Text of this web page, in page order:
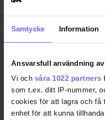
Samtycke Information
Ansvarsfull användning
Vi och våra 1022 partners
som t.ex. ditt IP-nummer,
cookies för att lagra och få
enhet för att kunna
QX listar öppna
i valet som du kan